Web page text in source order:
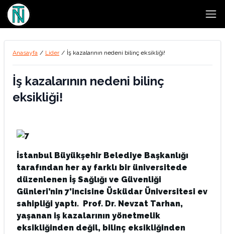
Anasayfa / Lider / İş kazalarının nedeni bilinç eksikliği!
İş kazalarının nedeni bilinç
eksikliği!
İstanbul Büyükşehir Belediye Başkanlığı
tarafından her ay farklı bir üniversitede
düzenlenen İş Sağlığı ve Güvenliği
Günleri’nin 7’incisine Üsküdar Üniversitesi ev
sahipliği yaptı. Prof. Dr. Nevzat Tarhan,
yaşanan iş kazalarının yönetmelik
eksikliğinden değil, bilinç eksikliğinden